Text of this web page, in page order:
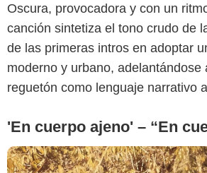
Oscura, provocadora y con un
canción sintetiza el tono crudo de
de las primeras intros en adoptar
moderno y urbano, adelantándose
reguetón como lenguaje narrativo
'En cuerpo ajeno' – “En